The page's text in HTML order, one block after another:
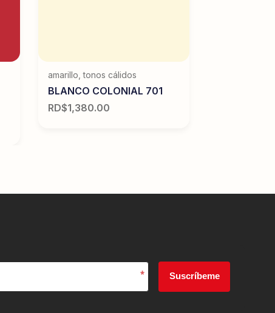
amarillo ,tonos cálidos
BLANCO COLONIAL 701
RD$1,380.00
* Suscríbeme